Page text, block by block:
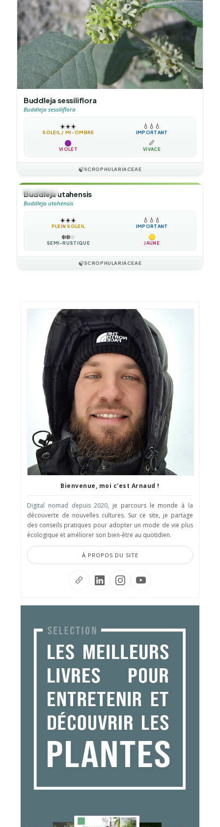
Buddleja sessiliflora
Buddleja sessiliflora
☀️☀️☀️
SOLEIL / MI-OMBRE
💧 💧 💧
IMPORTANT
VIOLET
📏
VIVACE
🍃SCROPHULARIACEAE
🌲ARBUSTE
Buddleja utahensis
Buddleja utahensis
☀️☀️☀️
PLEIN SOLEIL
💧 💧 💧
IMPORTANT
❄️❄️❄️
SEMI-RUSTIQUE JAUNE
🍃SCROPHULARIACEAE
Bienvenue, moi c'est Arnaud !
Digital nomad depuis 2020, je parcours le monde à la
découverte de nouvelles cultures. Sur ce site, je partage
des conseils pratiques pour adopter un mode de vie plus
écologique et améliorer son bien-être au quotidien.
À PROPOS DU SITE